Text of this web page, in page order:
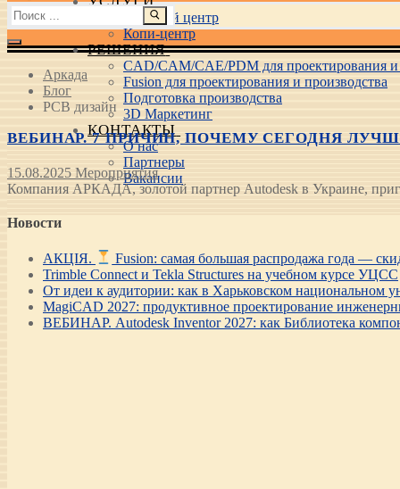
Учебный центр
Копи-центр
РЕШЕНИЯ
CAD/CAM/CAE/PDM для проектирования и
Fusion для проектирования и производства
Подготовка производства
3D Маркетинг
КОНТАКТЫ
О нас
Партнеры
Вакансии
Найти:
Аркада
Блог
PCB дизайн
ВЕБИНАР. 7 ПРИЧИН, ПОЧЕМУ СЕГОДНЯ ЛУЧШИЙ
15.08.2025 Мероприятия
Компания АРКАДА, золотой партнер Autodesk в Украине,
Новости
АКЦІЯ. Fusion: самая большая распродажа года —
Trimble Connect и Tekla Structures на учебном курсе УЦСС
От идеи к аудитории: как в Харьковском национальном
MagiCAD 2027: продуктивное проектирование
ВЕБИНАР. Autodesk Inventor 2027: как Библиотека